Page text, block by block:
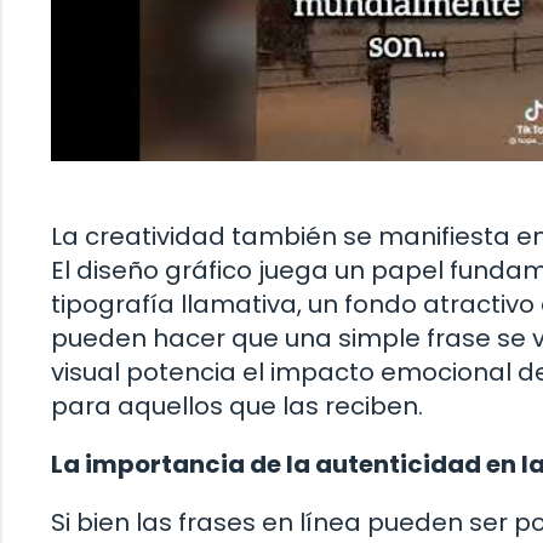
La creatividad también se manifiesta
El diseño gráfico juega un papel
tipografía llamativa, un fondo
pueden hacer que una simple frase se
visual potencia el impacto emocional
para aquellos que las reciben.
La importancia de la autenticidad en
Si bien las frases en línea pueden ser